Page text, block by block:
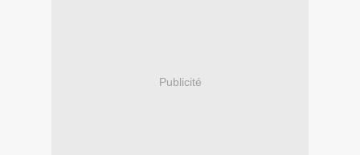
Publicité